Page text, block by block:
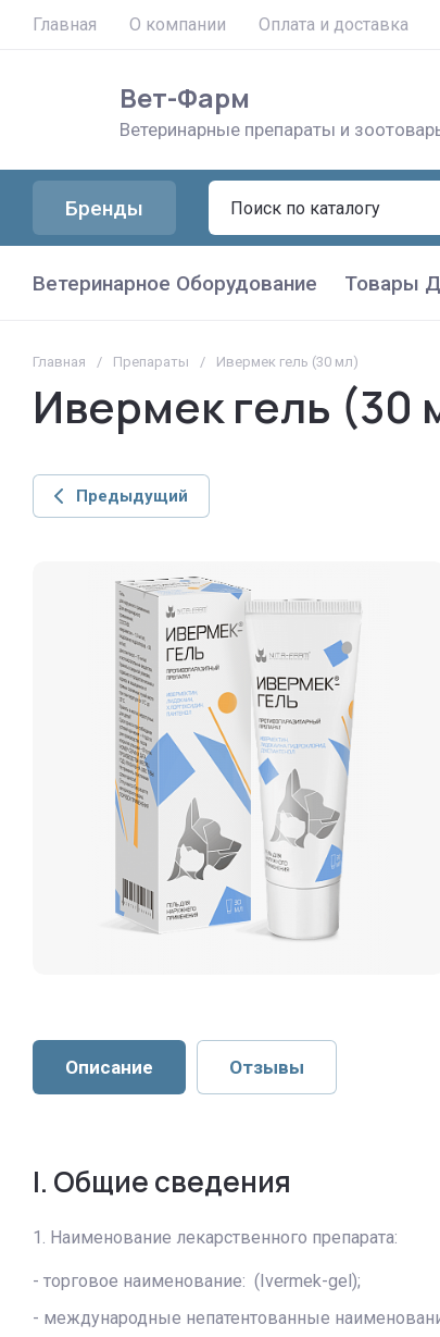
Главная О компании Оплата и доставка
Вет-Фарм
Ветеринарные препараты и
Бренды
Ветеринарное Оборудование Товары
Главная / Препараты / Ивермек гель (30 мл)
Ивермек гель (30
Предыдущий
Описание Отзывы
I. Общие сведения
1. Наименование лекарственного препарата:
- торговое наименование: (Ivermek-gel);
- международные непатентованные